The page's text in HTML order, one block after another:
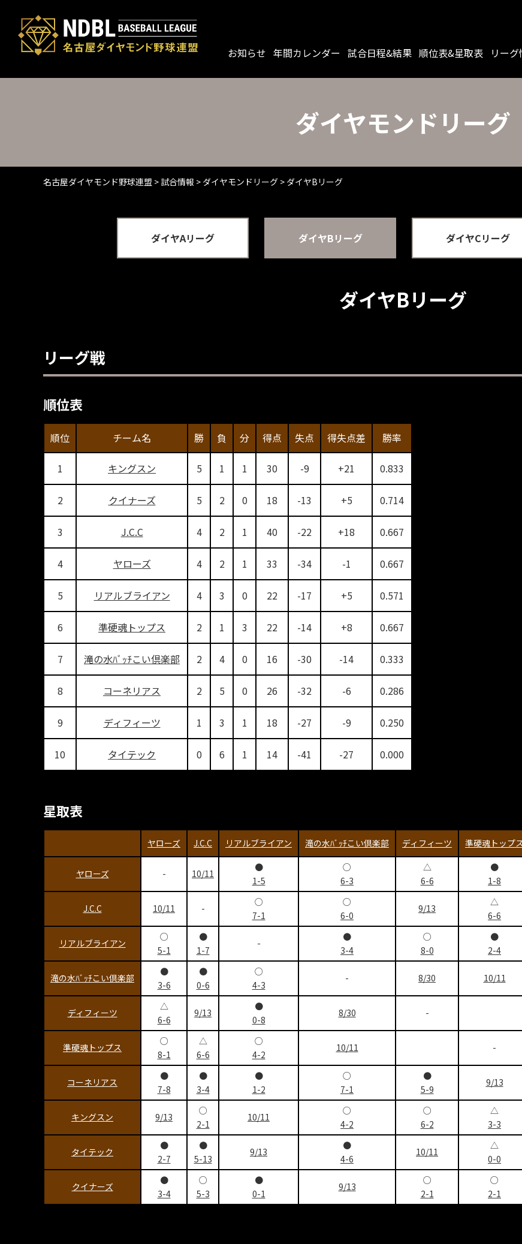
お知らせ 年間カレンダー 試合日程&結果 順位表&星取表 リー
ダイヤモンドリーグ
名古屋ダイヤモンド野球連盟 > 試合情報 > ダイヤモンドリーグ > ダイヤBリーグ
ダイヤAリーグ ダイヤBリーグ ダイヤCリーグ
ダイヤBリーグ
リーグ戦
順位表
順位 チーム名 勝 負 分 得点 失点 得失点差 勝率
1 キングスン 5 1 1 30 -9 +21 0.833
2 クイナーズ 5 2 0 18 -13 +5 0.714
3 J.C.C 4 2 1 40 -22 +18 0.667
4 ヤローズ 4 2 1 33 -34 -1 0.667
5 リアルブライアン 4 3 0 22 -17 +5 0.571
6 準硬魂トップス 2 1 3 22 -14 +8 0.667
7 滝の水ﾊﾞｯﾁこい倶楽部 2 4 0 16 -30 -14 0.333
8 コーネリアス 2 5 0 26 -32 -6 0.286
9 ディフィーツ 1 3 1 18 -27 -9 0.250
10 タイテック 0 6 1 14 -41 -27 0.000
星取表
ヤローズ J.C.C リアルブライアン 滝の水ﾊﾞｯﾁこい倶楽部 ディフィーツ 準硬魂トップ
ヤローズ - 10/11
●
1-5
○
6-3
△
6-6
●
1-8
J.C.C 10/11 -
○
7-1
○
6-0
9/13
△
6-6
リアルブライアン
○
5-1
●
1-7
-
●
3-4
○
8-0
●
2-4
滝の水ﾊﾞｯﾁこい倶楽部
●
3-6
●
0-6
○
4-3
- 8/30 10/11
ディフィーツ
△
6-6
9/13
●
0-8
8/30 -
準硬魂トップス
○
8-1
△
6-6
○
4-2
10/11 -
コーネリアス
●
7-8
●
3-4
●
1-2
○
7-1
●
5-9
9/13
キングスン 9/13
○
2-1
10/11
○
4-2
○
6-2
△
3-3
タイテック
●
2-7
●
5-13
9/13
●
4-6
10/11
△
0-0
クイナーズ
●
3-4
○
5-3
●
0-1
9/13
○
2-1
○
2-1